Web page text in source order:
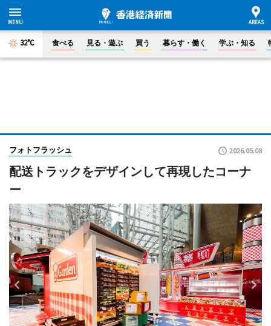
32°C 食べる 見る・遊ぶ 買う 暮らす・働く 学ぶ・知る
フォトフラッシュ 2026.05.08
配送トラックをデザインして再現したコーナ
ー